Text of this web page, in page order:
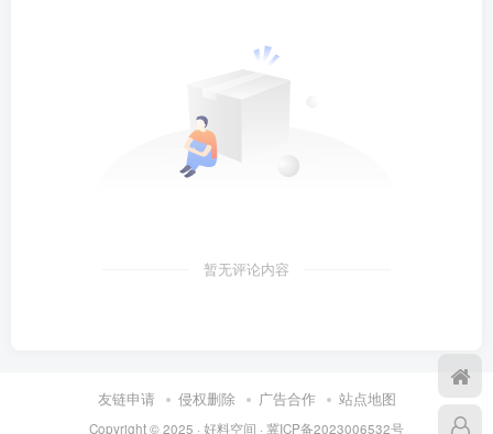
暂无评论内容
友链申请 侵权删除 广告合作 站点地图
Copyright © 2025 · 好料空间 · 冀ICP备2023006532号